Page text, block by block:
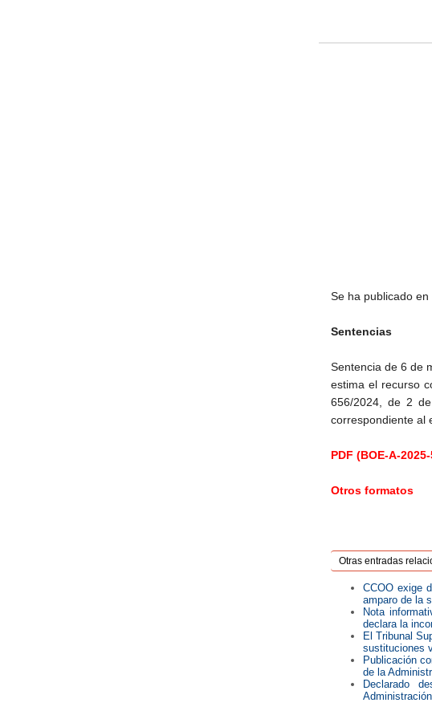
Se ha publicado en
Sentencias
Sentencia de 6 de
estima el recurso
656/2024, de 2
correspondiente al
PDF (BOE-A-
Otros formatos
Otras entradas
CCOO exige
amparo de la
Nota
declara la
El Tribunal
sustituciones
Publicación
de la
Declarado